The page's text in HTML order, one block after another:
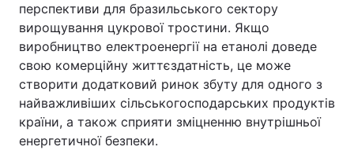
перспективи для бразильського сектору
вирощування цукрової тростини. Якщо
виробництво електроенергії на етанолі доведе
свою комерційну життєздатність, це може
створити додатковий ринок збуту для одного з
найважливіших сільськогосподарських продуктів
країни, а також сприяти зміцненню внутрішньої
енергетичної безпеки.